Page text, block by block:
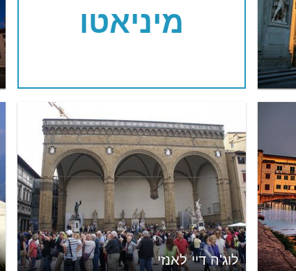
מיניאטו
לוג'ה דיי לאנזי